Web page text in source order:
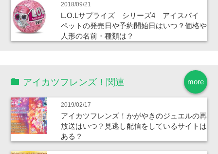
2018/09/21
L.O.Lサプライズ シリーズ4 アイスパイ
ペットの発売日や予約開始日はいつ？価格や
人形の名前・種類は？
more
アイカツフレンズ！関連
2019/02/17
アイカツフレンズ！かがやきのジュエルの再
放送はいつ？見逃し配信をしているサイトは
ある？